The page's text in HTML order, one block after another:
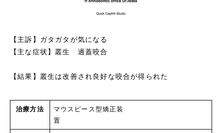
【主訴】ガタガタが気になる
【主な症状】叢生 過蓋咬合
【結果】叢生は改善され良好な咬合が得られた
治療方法
マウスピース型矯正装
置